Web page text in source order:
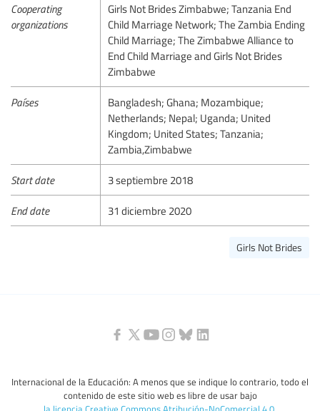
Cooperating
organizations
Girls Not Brides Zimbabwe; Tanzania End
Child Marriage Network; The Zambia Ending
Child Marriage; The Zimbabwe Alliance to
End Child Marriage and Girls Not Brides
Zimbabwe
Países
Bangladesh; Ghana; Mozambique;
Netherlands; Nepal; Uganda; United
Kingdom; United States; Tanzania;
Zambia,Zimbabwe
Start date 3 septiembre 2018
End date 31 diciembre 2020
Girls Not Brides
Internacional de la Educación: A menos que se indique lo contrario, todo el
contenido de este sitio web es libre de usar bajo